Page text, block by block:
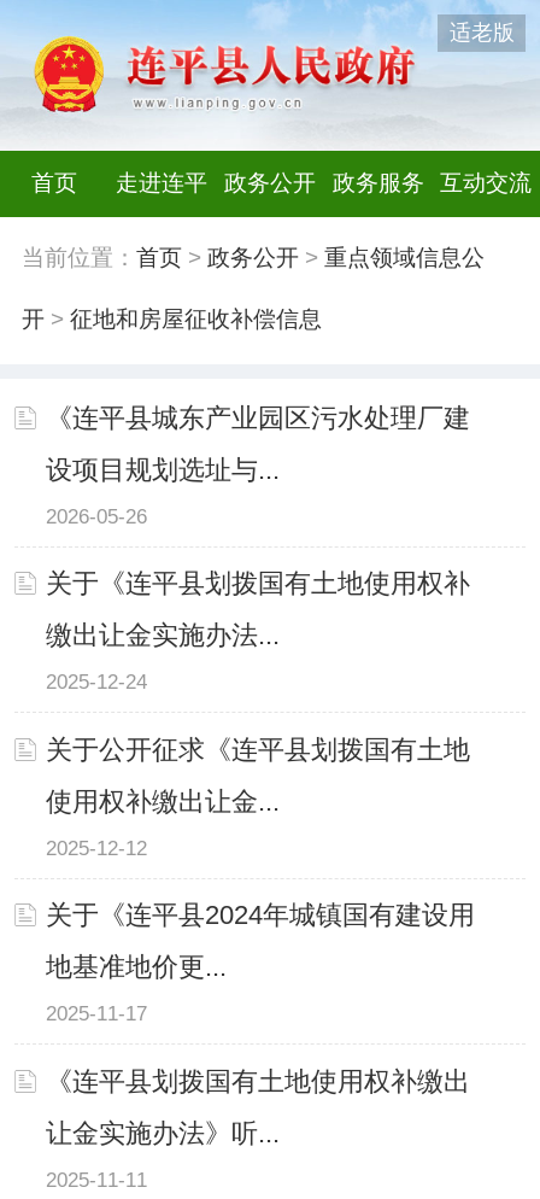
适老版
首页 走进连平 政务公开 政务服务 互动交流
当前位置： 首页> 政务公开> 重点领域信息公
开> 征地和房屋征收补偿信息
《连平县城东产业园区污水处理厂建
设项目规划选址与...
2026-05-26
关于《连平县划拨国有土地使用权补
缴出让金实施办法...
2025-12-24
关于公开征求《连平县划拨国有土地
使用权补缴出让金...
2025-12-12
关于《连平县2024年城镇国有建设用
地基准地价更...
2025-11-17
《连平县划拨国有土地使用权补缴出
让金实施办法》听...
2025-11-11